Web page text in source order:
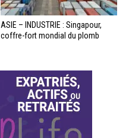
ASIE – INDUSTRIE : Singapour,
coffre-fort mondial du plomb